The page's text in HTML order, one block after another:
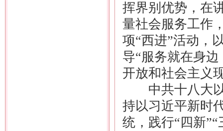
挥界别优势，在
量社会服务工作
项“西进”活动，
导“服务就在身
开放和社会主义
中共十八大以
持以习近平新时
统，践行“四新